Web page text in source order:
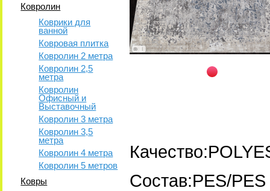
Ковролин
Коврики для
ванной
Ковровая плитка
Ковролин 2 метра
Ковролин 2,5
метра
Ковролин
Офисный и
Выставочный
Ковролин 3 метра
Ковролин 3,5
метра
Ковролин 4 метра
Ковролин 5 метров
Ковры
Состав:PES/